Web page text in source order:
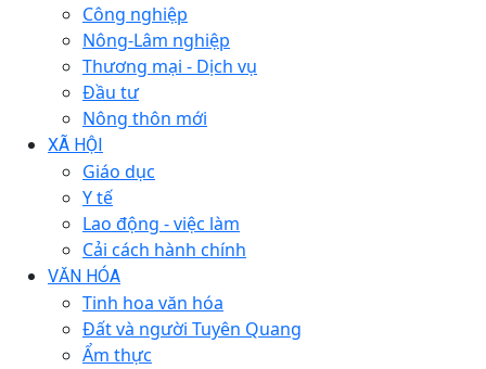
Công nghiệp
Nông-Lâm nghiệp
Thương mại - Dịch vụ
Đầu tư
Nông thôn mới
XÃ HỘI
Giáo dục
Y tế
Lao động - việc làm
Cải cách hành chính
VĂN HÓA
Tinh hoa văn hóa
Đất và người Tuyên Quang
Ẩm thực